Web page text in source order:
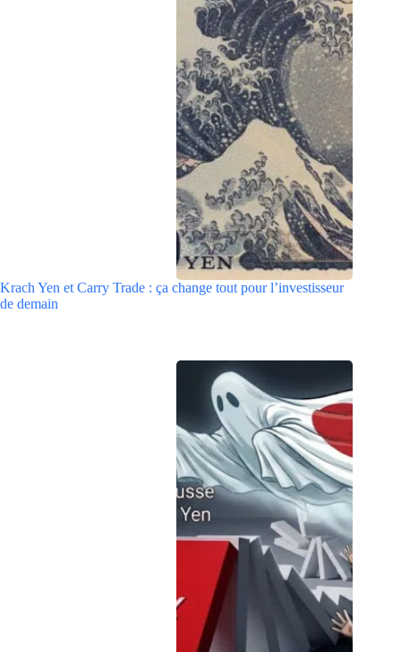
Krach Yen et Carry Trade : ça change tout pour l’investisseur
de demain